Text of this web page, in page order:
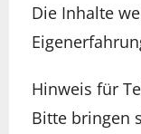
Die Inhalte
Hinweis für
Bitte bringen